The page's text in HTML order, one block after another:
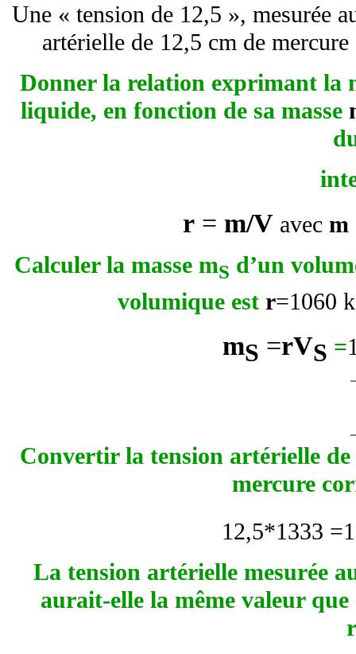
Une « tension de 12,5 », mesurée
artérielle de 12,5 cm de
Donner la relation exprimant la
liquide, en fonction de sa masse
r = m/V avec m
Calculer la masse mS d’un
volumique est r=1060
mS =rVS =
Convertir la tension artérielle de
mercure
12,5*1333
La tension artérielle mesurée
aurait-elle la même valeur